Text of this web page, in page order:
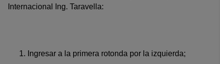
Internacional Ing. Taravella:
Ingresar a la primera rotonda por la izquierda;